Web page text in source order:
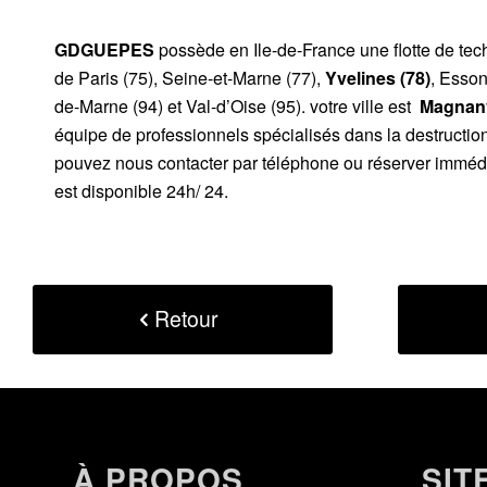
GDGUEPES possède en Ile-de-France une flotte de
de Paris (75), Seine-et-Marne (77), Yvelines (78),
de-Marne (94) et Val-d’Oise (95). votre ville est
équipe de professionnels spécialisés dans la
pouvez nous contacter par téléphone ou réserver
est disponible 24h/ 24.
Retour